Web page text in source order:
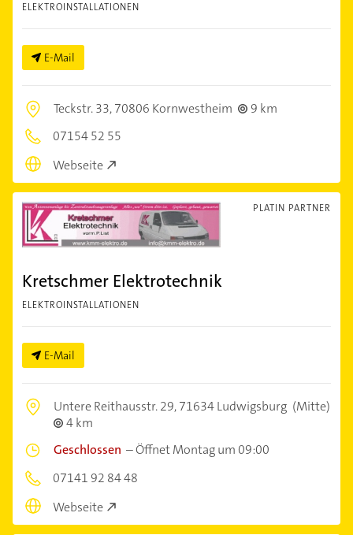
ELEKTROINSTALLATIONEN
E-Mail
Teckstr. 33,70806 Kornwestheim
9 km
07154 52 55
Webseite
PLATIN PARTNER
Kretschmer Elektrotechnik
ELEKTROINSTALLATIONEN
E-Mail
Untere Reithausstr. 29,71634 Ludwigsburg (Mitte)
4 km
Geschlossen –Öffnet Montag um 09:00
07141 92 84 48
Webseite